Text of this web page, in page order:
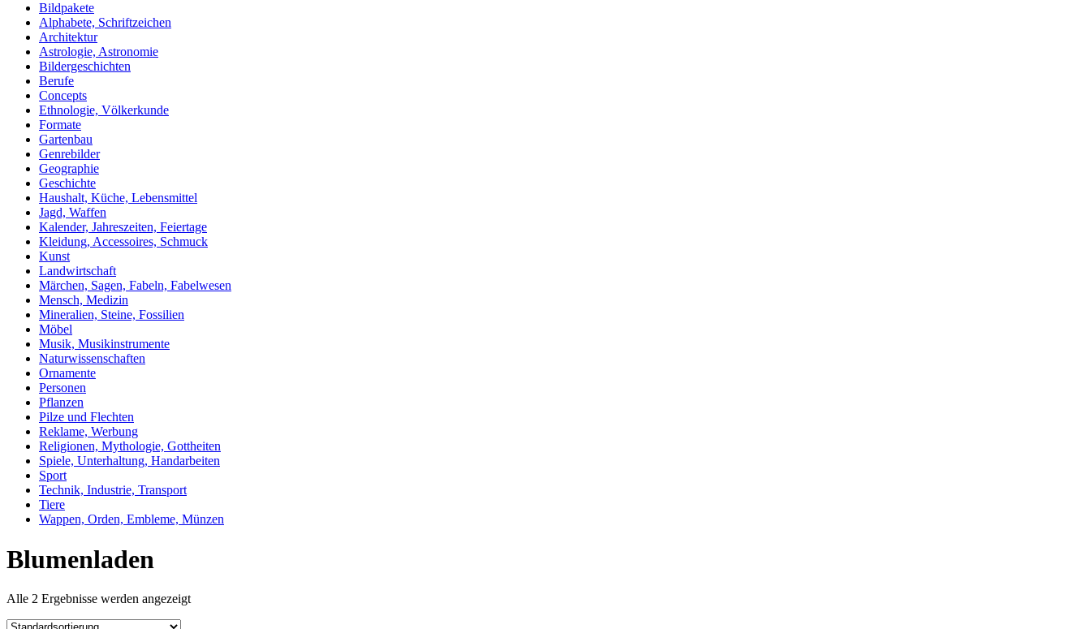
Bildpakete
Alphabete, Schriftzeichen
Architektur
Astrologie, Astronomie
Bildergeschichten
Berufe
Concepts
Ethnologie, Völkerkunde
Formate
Gartenbau
Genrebilder
Geographie
Geschichte
Haushalt, Küche, Lebensmittel
Jagd, Waffen
Kalender, Jahreszeiten, Feiertage
Kleidung, Accessoires, Schmuck
Kunst
Landwirtschaft
Märchen, Sagen, Fabeln, Fabelwesen
Mensch, Medizin
Mineralien, Steine, Fossilien
Möbel
Musik, Musikinstrumente
Naturwissenschaften
Ornamente
Personen
Pflanzen
Pilze und Flechten
Reklame, Werbung
Religionen, Mythologie, Gottheiten
Spiele, Unterhaltung, Handarbeiten
Sport
Technik, Industrie, Transport
Tiere
Wappen, Orden, Embleme, Münzen
Blumenladen
Alle 2 Ergebnisse werden angezeigt